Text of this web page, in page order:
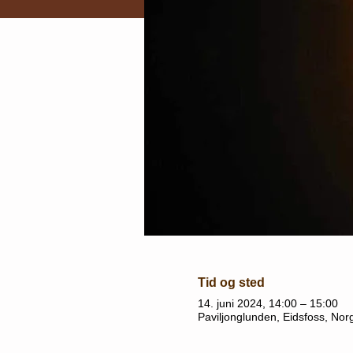
Tid og sted
14. juni 2024, 14:00 – 15:00
Paviljonglunden, Eidsfoss,